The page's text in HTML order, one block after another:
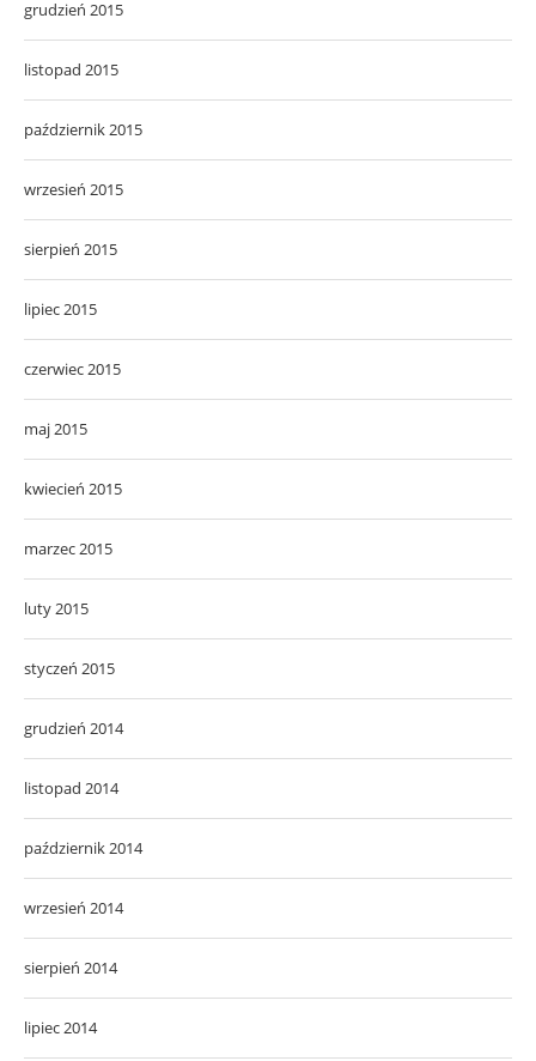
grudzień 2015
listopad 2015
październik 2015
wrzesień 2015
sierpień 2015
lipiec 2015
czerwiec 2015
maj 2015
kwiecień 2015
marzec 2015
luty 2015
styczeń 2015
grudzień 2014
listopad 2014
październik 2014
wrzesień 2014
sierpień 2014
lipiec 2014